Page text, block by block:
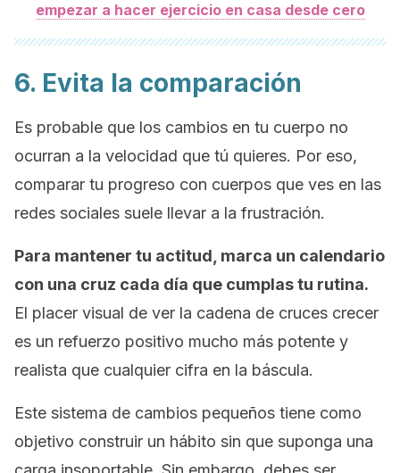
empezar a hacer ejercicio en casa desde cero
6. Evita la comparación
Es probable que los cambios en tu cuerpo no
ocurran a la velocidad que tú quieres. Por eso,
comparar tu progreso con cuerpos que ves en las
redes sociales suele llevar a la frustración.
Para mantener tu actitud, marca un calendario
con una cruz cada día que cumplas tu rutina.
El placer visual de ver la cadena de cruces crecer
es un refuerzo positivo mucho más potente y
realista que cualquier cifra en la báscula.
Este sistema de cambios pequeños tiene como
objetivo construir un hábito sin que suponga una